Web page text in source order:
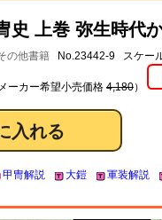
史 上巻 弥生時代
の他書籍 No.23442-9 スケー
メーカー希望小売価格 4,180）
甲冑解説 大鎧 軍装解説